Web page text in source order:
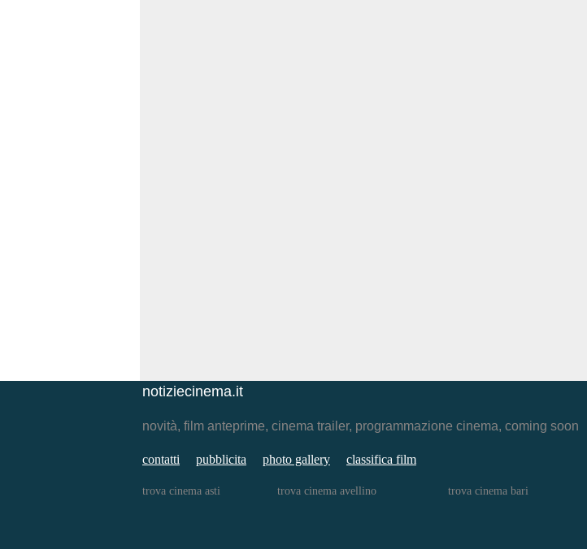
notiziecinema.it
novità, film anteprime, cinema trailer, programmazione cinema, coming soon
contatti pubblicita photo gallery classifica film
trova cinema asti trova cinema avellino trova cinema bari